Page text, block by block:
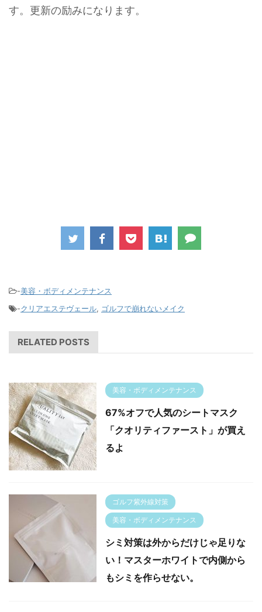
す。更新の励みになります。
-美容・ボディメンテナンス
-クリアエステヴェール, ゴルフで崩れないメイク
RELATED POSTS
美容・ボディメンテナンス
67%オフで人気のシートマスク
「クオリティファースト」が買え
るよ
ゴルフ紫外線対策
美容・ボディメンテナンス
シミ対策は外からだけじゃ足りな
い！マスターホワイトで内側から
もシミを作らせない。